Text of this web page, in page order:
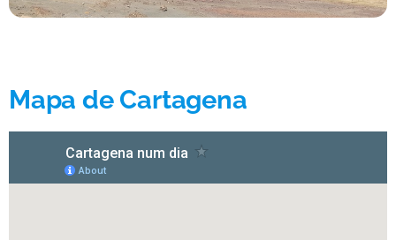
Mapa de Cartagena